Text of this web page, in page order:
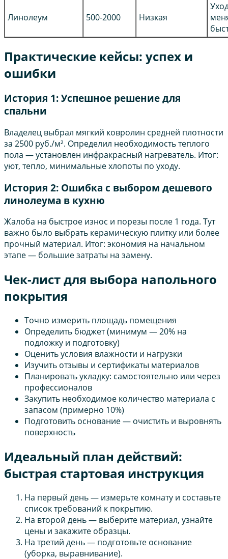
Линолеум 500-2000 Низкая
Практические кейсы: успех и
ошибки
История 1: Успешное решение для
спальни
Владелец выбрал мягкий ковролин средней плотности
за 2500 руб./м². Определил необходимость теплого
пола — установлен инфракрасный нагреватель. Итог:
уют, тепло, минимальные хлопоты по уходу.
История 2: Ошибка с выбором дешевого
линолеума в кухню
Жалоба на быстрое износ и порезы после 1 года. Тут
важно было выбрать керамическую плитку или более
прочный материал. Итог: экономия на начальном
этапе — большие затраты на замену.
Чек-лист для выбора напольного
покрытия
Точно измерить площадь помещения
Определить бюджет (минимум — 20% на
подложку и подготовку)
Оценить условия влажности и нагрузки
Изучить отзывы и сертификаты материалов
Планировать укладку: самостоятельно или через
профессионалов
Закупить необходимое количество материала с
запасом (примерно 10%)
Подготовить основание — очистить и выровнять
поверхность
Идеальный план действий:
быстрая стартовая инструкция
На первый день — измерьте комнату и составьте
список требований к покрытию.
На второй день — выберите материал, узнайте
цены и закажите образцы.
На третий день — подготовьте основание
(уборка, выравнивание).